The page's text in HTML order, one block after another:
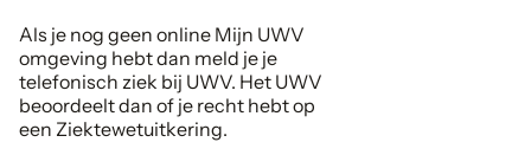
Als je nog geen online Mijn UWV
omgeving hebt dan meld je je
telefonisch ziek bij UWV. Het UWV
beoordeelt dan of je recht hebt op
een Ziektewetuitkering.